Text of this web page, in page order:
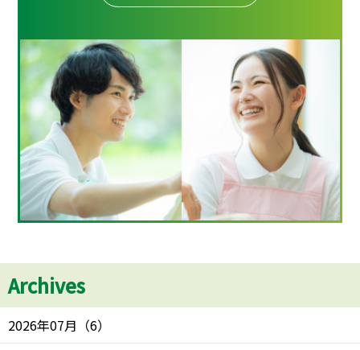
Archives
2026年07月 （6）